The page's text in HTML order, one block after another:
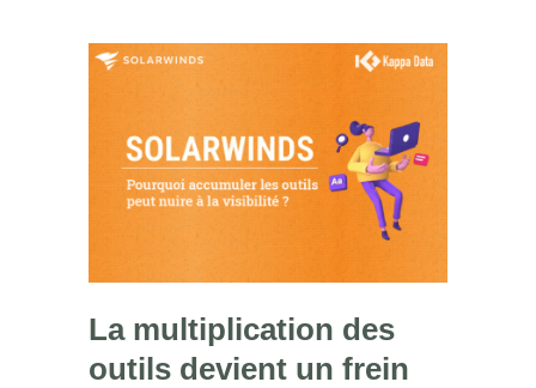
La multiplication des
outils devient un frein